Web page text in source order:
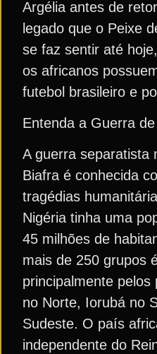
Argélia antes de
legado que o Peixe
se faz sentir até
os africanos
futebol brasileiro e
Entenda a Guerra
A guerra separatista
Biafra é conhecida
tragédias
Nigéria tinha uma
45 milhões de
mais de 250 grupos
principalmente pelos
no Norte, Iorubá no
Sudeste. O país
independente do